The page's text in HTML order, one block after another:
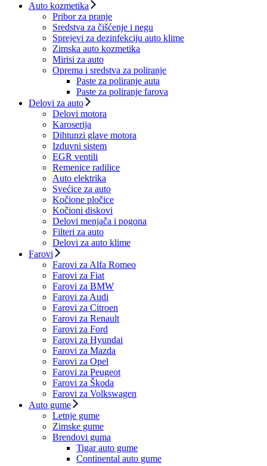
Auto kozmetika
Pribor za pranje
Sredstva za čišćenje i negu
Sprejevi za dezinfekciju auto klime
Zimska auto kozmetika
Mirisi za auto
Oprema i sredstva za poliranje
Paste za poliranje auta
Paste za poliranje farova
Delovi za auto
Delovi motora
Karoserija
Dihtunzi glave motora
Izduvni sistem
EGR ventili
Remenice radilice
Auto elektrika
Svećice za auto
Kočione pločice
Kočioni diskovi
Delovi menjača i pogona
Filteri za auto
Delovi za auto klime
Farovi
Farovi za Alfa Romeo
Farovi za Fiat
Farovi za BMW
Farovi za Audi
Farovi za Citroen
Farovi za Renault
Farovi za Ford
Farovi za Hyundai
Farovi za Mazda
Farovi za Opel
Farovi za Peugeot
Farovi za Škoda
Farovi za Volkswagen
Auto gume
Letnje gume
Zimske gume
Brendovi guma
Tigar auto gume
Continental auto gume